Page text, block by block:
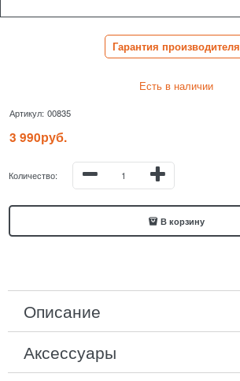
Гарантия производителя
Есть в наличии
Артикул: 00835
3 990руб.
Количество:
В корзину
Описание
Аксессуары